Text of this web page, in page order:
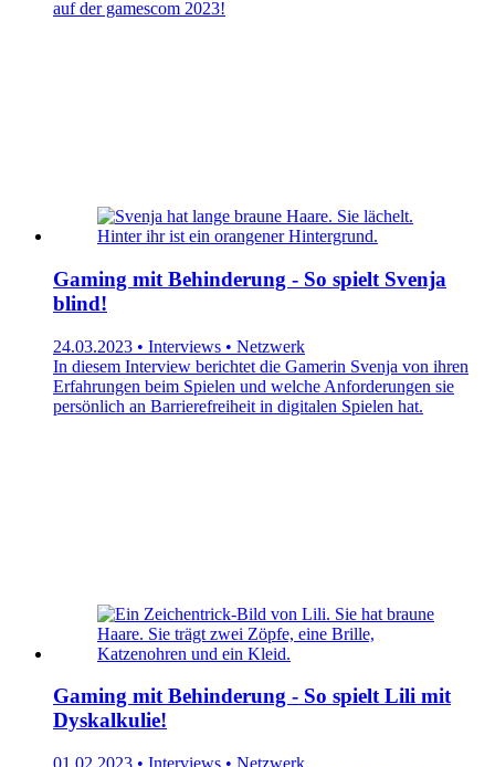
auf der gamescom 2023!
Gaming mit Behinderung - So spielt Svenja
blind!
24.03.2023 • Interviews • Netzwerk
In diesem Interview berichtet die Gamerin Svenja von ihren
Erfahrungen beim Spielen und welche Anforderungen sie
persönlich an Barrierefreiheit in digitalen Spielen hat.
Gaming mit Behinderung - So spielt Lili mit
Dyskalkulie!
01.02.2023 • Interviews • Netzwerk